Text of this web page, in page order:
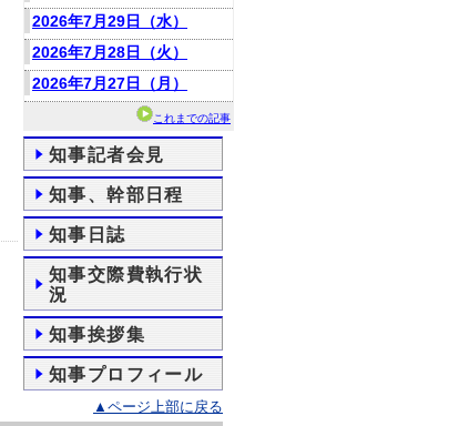
2026年7月29日（水）
2026年7月28日（火）
2026年7月27日（月）
これまでの記事
知事記者会見
知事、幹部日程
知事日誌
知事交際費執行状
況
知事挨拶集
知事プロフィール
▲ページ上部に戻る